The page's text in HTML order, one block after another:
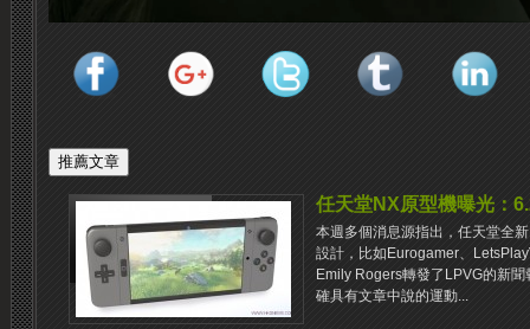
任天堂NX原型機曝光：
本週多個消息源指出，任天堂全
設計，比如Eurogamer、
Emily Rogers轉發了LPVG的新
確具有文章中說的運動...